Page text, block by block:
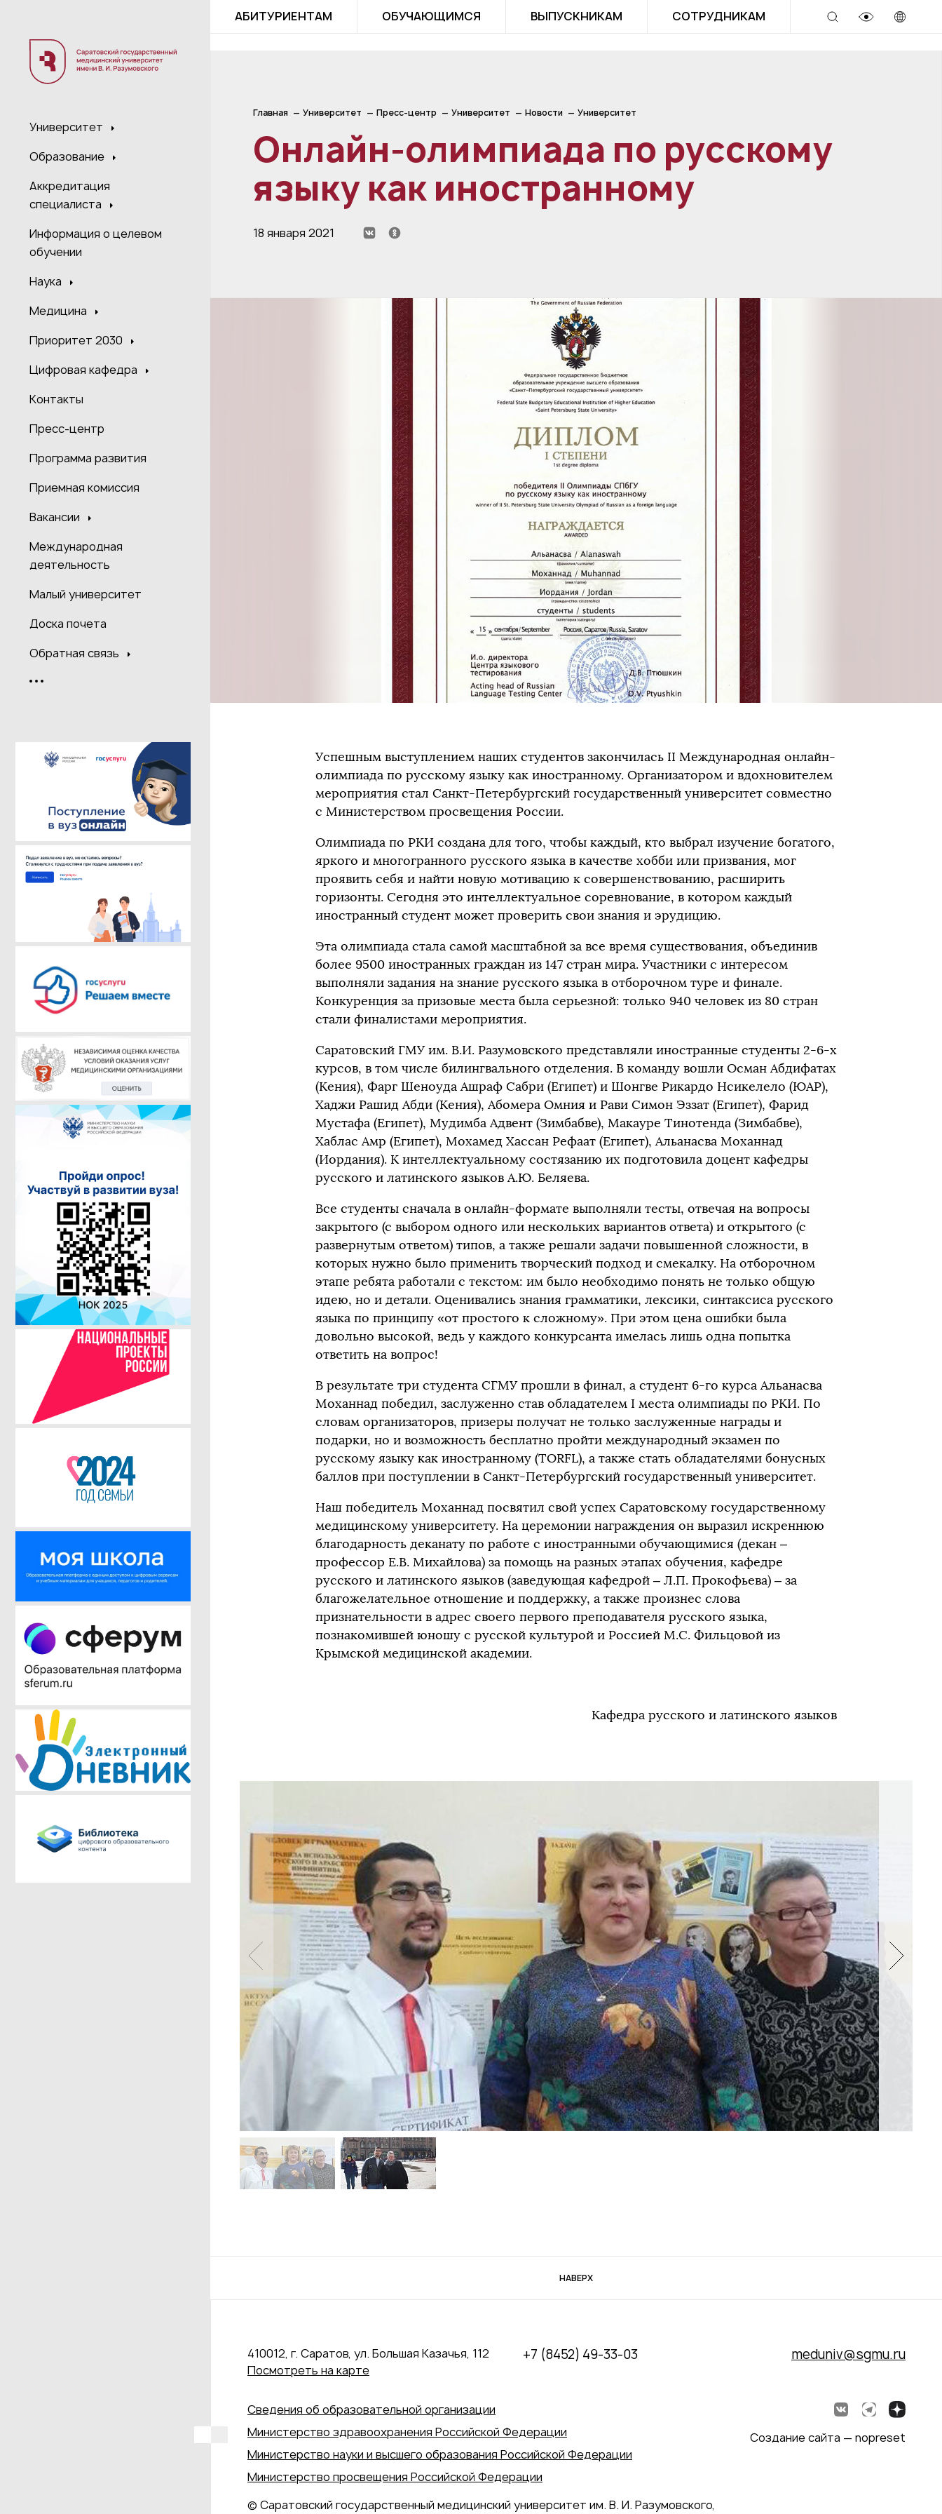
Университет
Образование
Аккредитация
специалиста
Информация о целевом
обучении
Наука
Медицина
Приоритет 2030
Цифровая кафедра
Контакты
Пресс-центр
Программа развития
Приемная комиссия
Вакансии
Международная
деятельность
Малый университет
Доска почета
Обратная связь
АБИТУРИЕНТАМ ОБУЧАЮЩИМСЯ ВЫПУСКНИКАМ СОТРУДНИКАМ
Главная Университет Пресс-центр Университет Новости Университет
Онлайн-олимпиада по русскому
языку как иностранному
18 января 2021
Успешным выступлением наших студентов закончилась II Международная онлайн-
олимпиада по русскому языку как иностранному. Организатором и вдохновителем
мероприятия стал Санкт-Петербургский государственный университет совместно
с Министерством просвещения России.
Олимпиада по РКИ создана для того, чтобы каждый, кто выбрал изучение богатого,
яркого и многогранного русского языка в качестве хобби или призвания, мог
проявить себя и найти новую мотивацию к совершенствованию, расширить
горизонты. Сегодня это интеллектуальное соревнование, в котором каждый
иностранный студент может проверить свои знания и эрудицию.
Эта олимпиада стала самой масштабной за все время существования, объединив
более 9500 иностранных граждан из 147 стран мира. Участники с интересом
выполняли задания на знание русского языка в отборочном туре и финале.
Конкуренция за призовые места была серьезной: только 940 человек из 80 стран
стали финалистами мероприятия.
Саратовский ГМУ им. В.И. Разумовского представляли иностранные студенты 2-6-х
курсов, в том числе билингвального отделения. В команду вошли Осман Абдифатах
(Кения), Фарг Шеноуда Ашраф Сабри (Египет) и Шонгве Рикардо Нсикелело (ЮАР),
Хаджи Рашид Абди (Кения), Абомера Омния и Рави Симон Эззат (Египет), Фарид
Мустафа (Египет), Мудимба Адвент (Зимбабве), Макауре Тинотенда (Зимбабве),
Хаблас Амр (Египет), Мохамед Хассан Рефаат (Египет), Альанасва Моханнад
(Иордания). К интеллектуальному состязанию их подготовила доцент кафедры
русского и латинского языков А.Ю. Беляева.
Все студенты сначала в онлайн-формате выполняли тесты, отвечая на вопросы
закрытого (с выбором одного или нескольких вариантов ответа) и открытого (с
развернутым ответом) типов, а также решали задачи повышенной сложности, в
которых нужно было применить творческий подход и смекалку. На отборочном
этапе ребята работали с текстом: им было необходимо понять не только общую
идею, но и детали. Оценивались знания грамматики, лексики, синтаксиса русского
языка по принципу «от простого к сложному». При этом цена ошибки была
довольно высокой, ведь у каждого конкурсанта имелась лишь одна попытка
ответить на вопрос!
В результате три студента СГМУ прошли в финал, а студент 6-го курса Альанасва
Моханнад победил, заслуженно став обладателем I места олимпиады по РКИ. По
словам организаторов, призеры получат не только заслуженные награды и
подарки, но и возможность бесплатно пройти международный экзамен по
русскому языку как иностранному (TORFL), а также стать обладателями бонусных
баллов при поступлении в Санкт-Петербургский государственный университет.
Наш победитель Моханнад посвятил свой успех Саратовскому государственному
медицинскому университету. На церемонии награждения он выразил искреннюю
благодарность деканату по работе с иностранными обучающимися (декан –
профессор Е.В. Михайлова) за помощь на разных этапах обучения, кафедре
русского и латинского языков (заведующая кафедрой – Л.П. Прокофьева) – за
благожелательное отношение и поддержку, а также произнес слова
признательности в адрес своего первого преподавателя русского языка,
познакомившей юношу с русской культурой и Россией М.С. Фильцовой из
Крымской медицинской академии.
Кафедра русского и латинского языков
НАВЕРХ
410012, г. Саратов, ул. Большая Казачья, 112
Посмотреть на карте
+7 (8452) 49-33-03 meduniv@sgmu.ru
Сведения об образовательной организации
Министерство здравоохранения Российской Федерации
Министерство науки и высшего образования Российской Федерации
Министерство просвещения Российской Федерации
© Саратовский государственный медицинский университет им. В. И. Разумовского,
Создание сайта — nopreset